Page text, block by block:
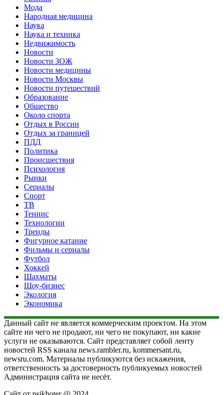
Мода
Народная медицина
Наука
Наука и техника
Недвижимость
Новости
Новости ЗОЖ
Новости медицины
Новости Москвы
Новости путешествий
Образование
Общество
Около спорта
Отдых в России
Отдых за границей
ПДД
Политика
Происшествия
Психология
Рынки
Сериалы
Спорт
ТВ
Теннис
Технологии
Тренды
Фигурное катание
Фильмы и сериалы
Футбол
Хоккей
Шахматы
Шоу-бизнес
Экология
Экономика
Данный сайт не является коммерческим проектом. На этом
сайте ни чего не продают, ни чего не покупают, ни какие
услуги не оказываются. Сайт представляет собой ленту
новостей RSS канала news.rambler.ru, kommersant.ru,
newsru.com. Материалы публикуются без искажения,
ответственность за достоверность публикуемых новостей
Администрация сайта не несёт.